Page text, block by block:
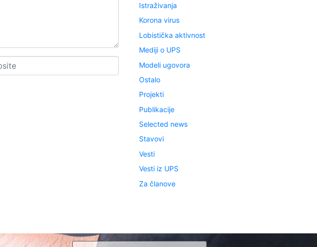
Istraživanja
Korona virus
Lobistička aktivnost
Mediji o UPS
Modeli ugovora
Ostalo
Projekti
Publikacije
Selected news
Stavovi
Vesti
Vesti iz UPS
Za članove